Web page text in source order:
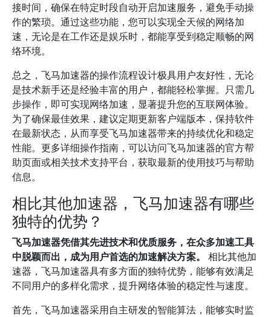
接时间，确保在特定时段自动开启加速服务，避免手动操
作的繁琐。通过这些功能，您可以实现全天候的网络加
速，无论是在工作还是娱乐时，都能享受到稳定顺畅的网
络环境。
总之，飞马加速器的操作流程设计极具用户友好性，无论
是技术新手还是经验丰富的用户，都能轻松掌握。只需几
步操作，即可实现网络加速，显著提升您的互联网体验。
为了确保最佳效果，建议定期更新客户端版本，保持软件
在最新状态，从而享受飞马加速器带来的持续优化和稳定
性能。更多详细操作指南，可以访问飞马加速器的官方帮
助页面或相关技术支持平台，获取最新的使用技巧与帮助
信息。
相比其他加速器，飞马加速器有哪些
独特的优势？
飞马加速器凭借其先进技术和优质服务，在众多加速工具
中脱颖而出，成为用户首选的加速解决方案。
相比其他加
速器，飞马加速器具有多方面的独特优势，能够有效满足
不同用户的多样化需求，提升网络体验的稳定性与速度。
首先，飞马加速器采用自主研发的智能算法，能够实时监